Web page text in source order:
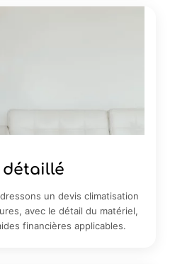
détaillé
un devis climatisation
avec le détail du matériel,
financières applicables.